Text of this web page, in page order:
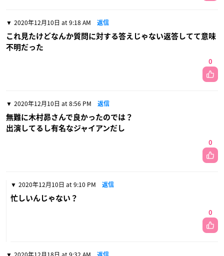
2020年12月10日 at 9:18 AM 返信
これ見たけどなんか質問に対する答えじゃない返答してて意味
不明だった
0
2020年12月10日 at 8:56 PM 返信
無難に木村昴さんで良かったのでは？
出演してるし有名なジャイアンだし
0
2020年12月10日 at 9:10 PM 返信
忙しいんじゃない？
0
返信